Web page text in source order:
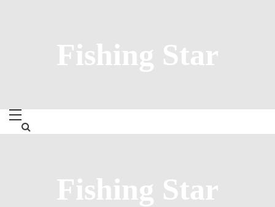
Fishing Star
Fishing Star